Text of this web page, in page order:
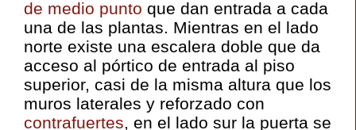
de medio punto que dan entrada a cada
una de las plantas. Mientras en el lado
norte existe una escalera doble que da
acceso al pórtico de entrada al piso
superior, casi de la misma altura que los
muros laterales y reforzado con
contrafuertes, en el lado sur la puerta se